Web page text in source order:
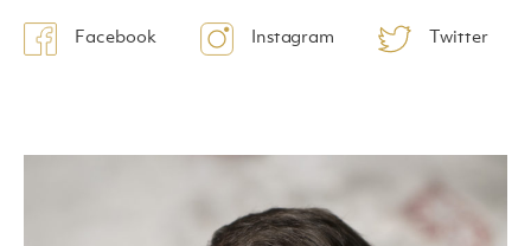
Facebook Instagram Twitter